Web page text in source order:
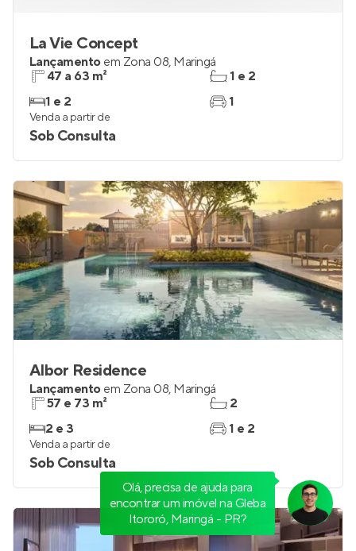
La Vie Concept
Lançamento em Zona 08, Maringá
47 a 63 m²
1 e 2
1 e 2
1
Venda a partir de
Sob Consulta
Albor Residence
Lançamento em Zona 08, Maringá
57 e 73 m²
2 e 3
2
1 e 2
Venda a partir de
Sob Consulta
Olá, precisa de ajuda para
encontrar um imóvel na Gleba
Itororó, Maringá - PR?